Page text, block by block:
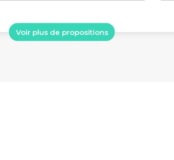
Voir plus de propositions